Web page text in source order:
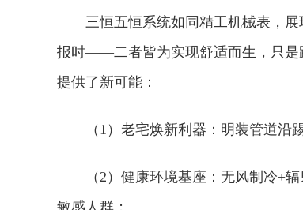
三恒五恒系统如同精工机械表，
报时——二者皆为实现舒适而生，只是
提供了新可能：
（1）老宅焕新利器：明装管道
（2）健康环境基座：无风制冷+